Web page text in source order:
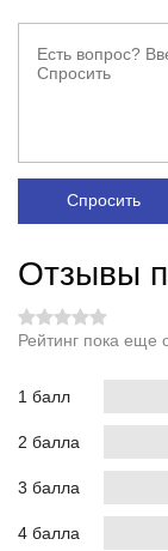
Спросить
Отзывы
Рейтинг пока еще
1 балл
2 балла
3 балла
4 балла